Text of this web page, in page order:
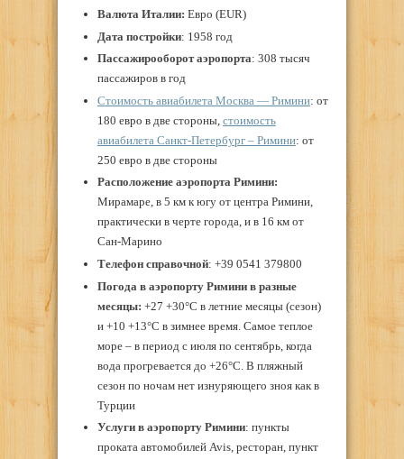
Валюта Италии: Евро (EUR)
Дата постройки: 1958 год
Пассажирооборот аэропорта: 308 тысяч
пассажиров в год
Стоимость авиабилета Москва — Римини: от
180 евро в две стороны, стоимость
авиабилета Санкт-Петербург – Римини: от
250 евро в две стороны
Расположение аэропорта Римини:
Мирамаре, в 5 км к югу от центра Римини,
практически в черте города, и в 16 км от
Сан-Марино
Телефон справочной: +39 0541 379800
Погода в аэропорту Римини в разные
месяцы: +27 +30°С в летние месяцы (сезон)
и +10 +13°С в зимнее время. Самое теплое
море – в период с июля по сентябрь, когда
вода прогревается до +26°С. В пляжный
сезон по ночам нет изнуряющего зноя как в
Турции
Услуги в аэропорту Римини: пункты
проката автомобилей Avis, ресторан, пункт